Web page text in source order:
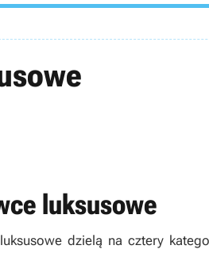
luksusowe
dzielą na cztery